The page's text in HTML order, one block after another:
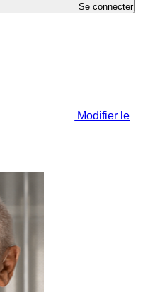
Se connecter
Modifier le